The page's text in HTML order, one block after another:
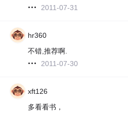
2011-07-31
hr360
不错,推荐啊.
2011-07-30
xft126
多看看书，